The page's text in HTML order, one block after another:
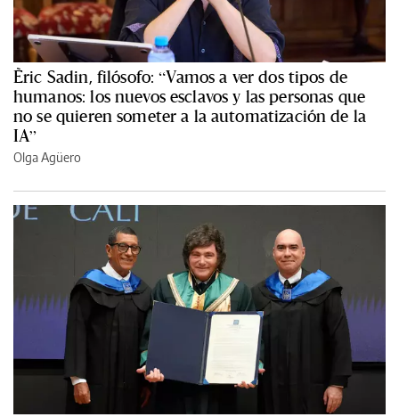
Èric Sadin, filósofo: “Vamos a ver dos tipos de
humanos: los nuevos esclavos y las personas que
no se quieren someter a la automatización de la
IA”
Olga Agüero